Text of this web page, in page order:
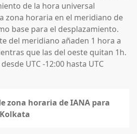
de la hora universal
zona horaria en el meridiano de
base para el desplazamiento.
del meridiano añaden 1 hora a
que las del oeste quitan 1h.
UTC -12:00 hasta UTC
zona horaria de IANA para